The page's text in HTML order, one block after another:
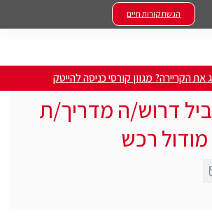
הגשת קורות חיים
הקריירה? מגוון קורסי כניסה להייטק
דרוש/ה מדריך/ת